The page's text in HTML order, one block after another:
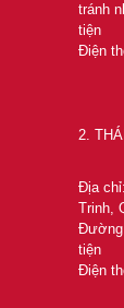
tránh
tiện
Điện
2.
Địa
Trinh,
Đường
tiện
Điện